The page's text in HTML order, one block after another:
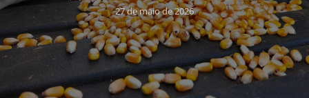
27 de maio de 2026